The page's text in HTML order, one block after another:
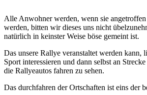
Alle Anwohner werden, wenn sie
werden, bitten wir dieses uns nicht
natürlich in keinster Weise böse gemeint ist.
Das unsere Rallye veranstaltet werden
Sport interessieren und dann selbst an
die Rallyeautos fahren zu sehen.
Das durchfahren der Ortschaften ist eins der